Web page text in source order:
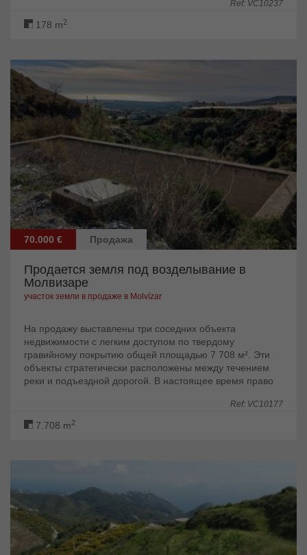
Ref: VC10237
178 m2
70.000 € Продажа
Продается земля под возделывание в
Молвизаре
участок земли в продаже в Molvízar
На продажу выставлены три соседних объекта
недвижимости с легким доступом по твердому
гравийному покрытию общей площадью 7 708 м². Эти
объекты стратегически расположены между течением
реки и подъездной дорогой. В настоящее время право
Ref: VC10177
7.708 m2